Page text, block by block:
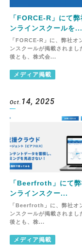
「FORCE-R」にて弊
ンラインスクールを...
「FORCE-R」に、弊社オ
ンスクールが掲載されまし
後とも、株式会...
メディア掲載
Oct. 14, 2025
「Beerfroth」にて弊
ンラインスクー...
「Beerfroth」に、弊社オ
ンスクールが掲載されまし
後とも、株...
メディア掲載